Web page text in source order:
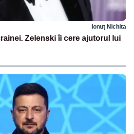
Ionuț Nichita
Zelenski îi cere ajutorul lui